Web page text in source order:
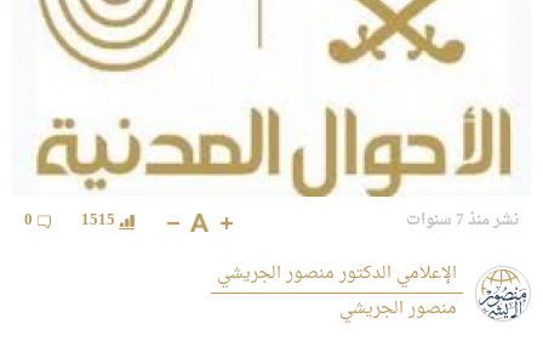
نشر منذ 7 سنوات 1515
0
الإعلامي الدكتور منصور الجريشي
منصور الجريشي